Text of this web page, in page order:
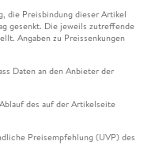
die Preisbindung dieser Artikel
gesenkt. Die jeweils zutreffende
Angaben zu Preissenkungen
Daten an den Anbieter der
des auf der Artikelseite
Preisempfehlung (UVP) des